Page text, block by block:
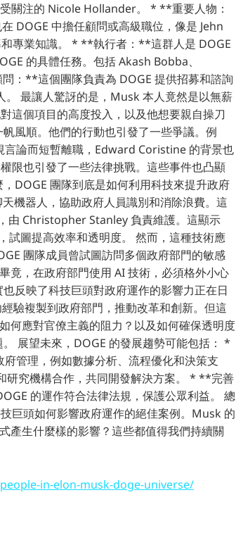
關注的 Nicole Hollander。 * **重要人物：
DOGE 中擔任顧問或高級職位，像是 Jehn
專業知識。 * **執行者：**這群人是 DOGE
的具體任務。包括 Akash Bobba、
：**這個團隊負責為 DOGE 提供招募和諮詢
最讓人驚訝的是，Musk 本人竟然是以無薪
這個項目的高度投入，以及他想要親自操刀
風順。他們的行動也引發了一些爭議。例
論而短暫離職，Edward Coristine 的背景也
限也引發了一些法律挑戰。這些事件也凸顯
DOGE 團隊到底是如何利用科技來提升政府
機器人，協助政府人員識別和消除浪費。這
由 Christopher Stanley 負責維護。這顯示
試圖提高效率和透明度。 然而，這種技術應
團隊成員曾試圖訪問多個政府部門的敏感
竟，在政府部門使用 AI 技術，必須格外小心
反映了科技巨頭對政府運作的影響力正在日
驗複製到政府部門，推動改革和創新。但這
何應對官僚主義的阻力？以及如何確保透明度
展望未來，DOGE 的發展趨勢可能包括： *
管理，例如數據分析、流程優化和決策支
究機構合作，共同開發解決方案。 * **完善
的運作符合法律法規，保護公眾利益。 總
巨頭如何影響政府運作的絕佳案例。Musk 的
產生什麼樣的影響？這些都值得我們持續關
in-elon-musk-doge-universe/